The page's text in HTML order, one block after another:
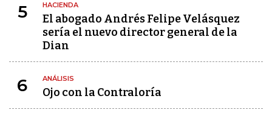
5 HACIENDA
El abogado Andrés Felipe Velásquez
sería el nuevo director general de la
Dian
6 ANÁLISIS
Ojo con la Contraloría